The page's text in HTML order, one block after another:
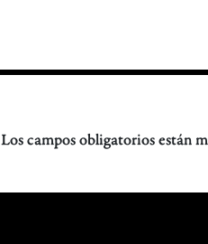
Los campos obligatorios están